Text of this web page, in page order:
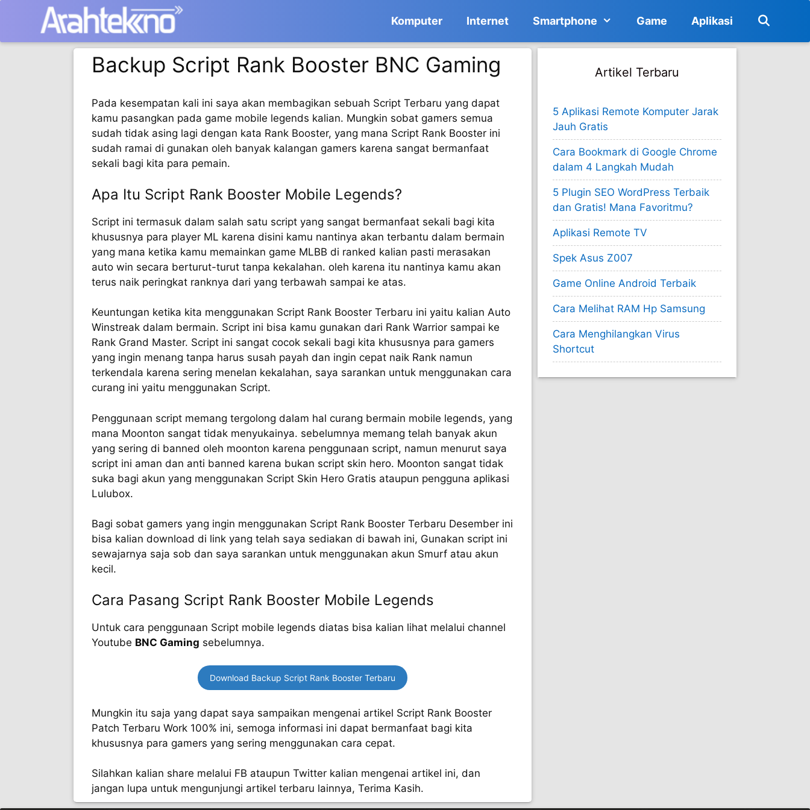
Komputer Internet Smartphone Game Aplikasi
Backup Script Rank Booster BNC Gaming
Pada kesempatan kali ini saya akan membagikan sebuah Script Terbaru yang dapat
kamu pasangkan pada game mobile legends kalian. Mungkin sobat gamers semua
sudah tidak asing lagi dengan kata Rank Booster, yang mana Script Rank Booster ini
sudah ramai di gunakan oleh banyak kalangan gamers karena sangat bermanfaat
sekali bagi kita para pemain.
Apa Itu Script Rank Booster Mobile Legends?
Script ini termasuk dalam salah satu script yang sangat bermanfaat sekali bagi kita
khususnya para player ML karena disini kamu nantinya akan terbantu dalam bermain
yang mana ketika kamu memainkan game MLBB di ranked kalian pasti merasakan
auto win secara berturut-turut tanpa kekalahan. oleh karena itu nantinya kamu akan
terus naik peringkat ranknya dari yang terbawah sampai ke atas.
Keuntungan ketika kita menggunakan Script Rank Booster Terbaru ini yaitu kalian Auto
Winstreak dalam bermain. Script ini bisa kamu gunakan dari Rank Warrior sampai ke
Rank Grand Master. Script ini sangat cocok sekali bagi kita khususnya para gamers
yang ingin menang tanpa harus susah payah dan ingin cepat naik Rank namun
terkendala karena sering menelan kekalahan, saya sarankan untuk menggunakan cara
curang ini yaitu menggunakan Script.
Penggunaan script memang tergolong dalam hal curang bermain mobile legends, yang
mana Moonton sangat tidak menyukainya. sebelumnya memang telah banyak akun
yang sering di banned oleh moonton karena penggunaan script, namun menurut saya
script ini aman dan anti banned karena bukan script skin hero. Moonton sangat tidak
suka bagi akun yang menggunakan Script Skin Hero Gratis ataupun pengguna aplikasi
Lulubox.
Bagi sobat gamers yang ingin menggunakan Script Rank Booster Terbaru Desember ini
bisa kalian download di link yang telah saya sediakan di bawah ini, Gunakan script ini
sewajarnya saja sob dan saya sarankan untuk menggunakan akun Smurf atau akun
kecil.
Cara Pasang Script Rank Booster Mobile Legends
Untuk cara penggunaan Script mobile legends diatas bisa kalian lihat melalui channel
Youtube BNC Gaming sebelumnya.
Download Backup Script Rank Booster Terbaru
Mungkin itu saja yang dapat saya sampaikan mengenai artikel Script Rank Booster
Patch Terbaru Work 100% ini, semoga informasi ini dapat bermanfaat bagi kita
khususnya para gamers yang sering menggunakan cara cepat.
Silahkan kalian share melalui FB ataupun Twitter kalian mengenai artikel ini, dan
jangan lupa untuk mengunjungi artikel terbaru lainnya, Terima Kasih.
Artikel Terbaru
5 Aplikasi Remote Komputer Jarak
Jauh Gratis
Cara Bookmark di Google Chrome
dalam 4 Langkah Mudah
5 Plugin SEO WordPress Terbaik
dan Gratis! Mana Favoritmu?
Aplikasi Remote TV
Spek Asus Z007
Game Online Android Terbaik
Cara Melihat RAM Hp Samsung
Cara Menghilangkan Virus
Shortcut